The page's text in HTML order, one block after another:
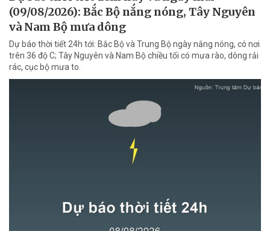
(09/08/2026): Bắc Bộ nắng nóng, Tây Nguyên
và Nam Bộ mưa dông
Dự báo thời tiết 24h tới: Bắc Bộ và Trung Bộ ngày nắng nóng, có nơi
trên 36 độ C; Tây Nguyên và Nam Bộ chiều tối có mưa rào, dông rải
rác, cục bộ mưa to.